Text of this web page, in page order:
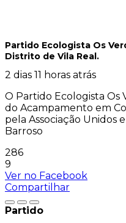
Partido Ecologista Os
Distrito de Vila Real.
2 dias 11 horas atrás
O Partido Ecologista Os
do Acampamento em
pela Associação Unidos
Barroso
286
9
Ver no Facebook
Compartilhar
Partido